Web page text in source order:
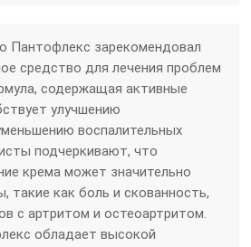
Пантофлекс зарекомендовал
средство для лечения проблем
содержащая активные
улучшению
воспалительных
подчеркивают, что
крема может значительно
такие как боль и скованность,
с артритом и остеоартритом.
обладает высокой